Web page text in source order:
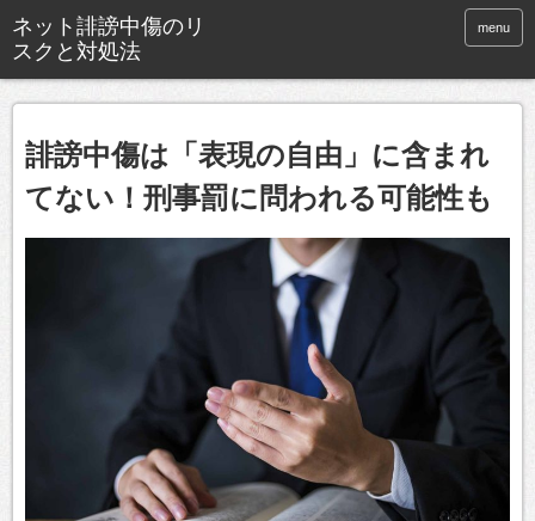
menu
誹謗中傷は「表現の自由」に含まれ
てない！刑事罰に問われる可能性も